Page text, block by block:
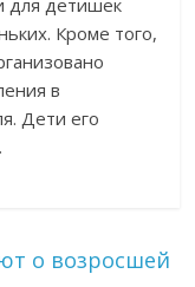
для детишек
Кроме того,
в
Дети его
о возросшей